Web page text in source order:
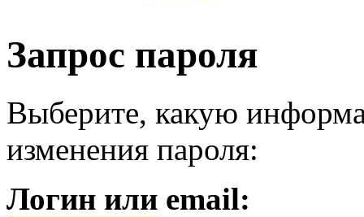
Запрос пароля
Выберите, какую
изменения пароля:
Логин или email: